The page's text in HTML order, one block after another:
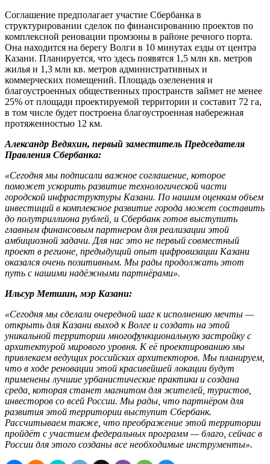
Соглашение предполагает участие Сбербанка в
структурировании сделок по финансированию проектов по
комплексной реновации промзоны в районе речного порта.
Она находится на берегу Волги в 10 минутах езды от центра
Казани. Планируется, что здесь появятся 1,5 млн кв. метров
жилья и 1,3 млн кв. метров административных и
коммерческих помещений. Площадь озеленения и
благоустроенных общественных пространств займет не менее
25% от площади проектируемой территории и составит 72 га,
в том числе будет построена благоустроенная набережная
протяженностью 12 км.
Александр Ведяхин, первый заместитель Председателя
Правления Сбербанка:
«Сегодня мы подписали важное соглашение, которое
поможет ускорить развитие технологической части
городской инфраструктуры Казани. По нашим оценкам объем
инвестиций в комплексное развитие города может составить
до полутриллиона рублей, и Сбербанк готов выступить
главным финансовым партнером для реализации этой
амбициозной задачи. Для нас это не первый совместный
проект в регионе, предыдущий опыт цифровизации Казани
оказался очень позитивным. Мы рады продолжать этот
путь с нашими надёжными партнёрами».
Ильсур Метшин, мэр Казани:
«Сегодня мы сделали очередной шаг к исполнению мечты —
открыть для Казани выход к Волге и создать на этой
уникальной территории многофункциональную застройку с
архитектурой мирового уровня. К её проектированию мы
привлекаем ведущих российских архитекторов. Мы планируем,
что в ходе реновации этой красивейшей локации будут
применены лучшие урбанистические практики и создана
среда, которая станет магнитом для жителей, туристов,
инвесторов со всей России. Мы рады, что партнёром для
развития этой территории выступит Сбербанк.
Рассчитываем также, что преображение этой территории
пройдёт с участием федеральных программ — благо, сейчас в
России для этого созданы все необходимые инструменты».